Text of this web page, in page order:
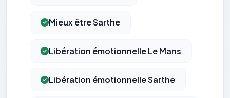
Mieux être Sarthe
Libération émotionnelle Le Mans
Libération émotionnelle Sarthe